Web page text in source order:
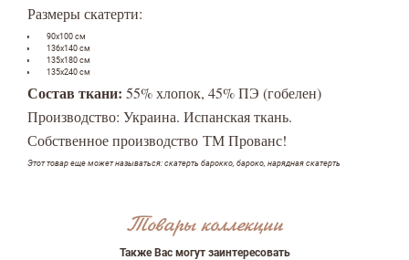
Размеры скатерти:
90х100 см
136х140 см
135х180 см
135х240 см
Состав ткани: 55% хлопок, 45% ПЭ (гобелен)
Производство: Украина. Испанская ткань.
Собственное производство ТМ Прованс!
Этот товар еще может называться: скатерть барокко, бароко, нарядная скатерть
Товары коллекции
Также Вас могут заинтересовать
Оставить отзыв